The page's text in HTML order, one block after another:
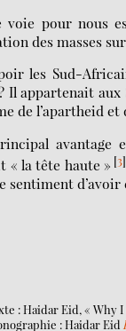
voie pour nous
des masses
les Sud-
Il appartenait
de l’apartheid et
avantage
« la tête haute » [3]
sentiment
: Haidar Eid, « Why
: Haidar Eid